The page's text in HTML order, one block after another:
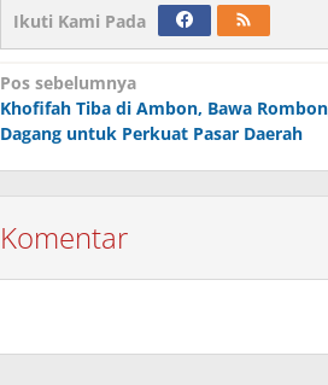
Ikuti Kami Pada
Navigasi
pos
Pos sebelumnya
Khofifah Tiba di Ambon, Bawa
Dagang untuk Perkuat Pasar Daerah
Komentar